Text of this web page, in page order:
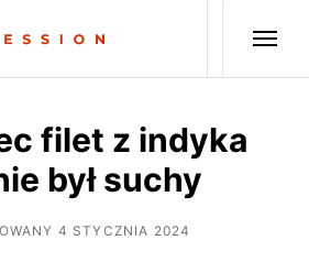
filet z indyka
był suchy
4 STYCZNIA 2024